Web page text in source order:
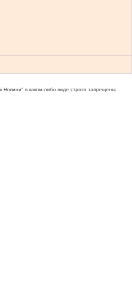
Новини" в каком-либо виде строго запрещены